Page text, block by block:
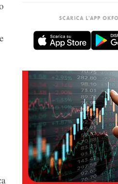
SCARICA L'APP